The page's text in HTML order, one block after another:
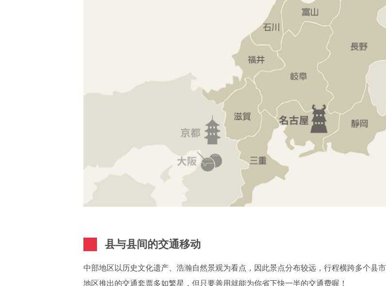
县与县间的交通移动
中部地区以历史文化遗产、浩瀚自然景观为看点，因此景点分布较远，行程横跨多个县
地区推出的交通套票多如繁星，但只要善用就能为你省下快一半的交通费喔！